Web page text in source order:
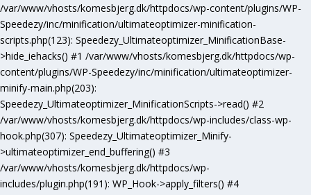
/var/www/vhosts/komesbjerg.dk/httpdocs/wp-content/plugins/WP-
Speedezy/inc/minification/ultimateoptimizer-minification-
scripts.php(123): Speedezy_Ultimateoptimizer_MinificationBase-
>hide_iehacks() #1 /var/www/vhosts/komesbjerg.dk/httpdocs/wp-
content/plugins/WP-Speedezy/inc/minification/ultimateoptimizer-
minify-main.php(203):
Speedezy_Ultimateoptimizer_MinificationScripts->read() #2
/var/www/vhosts/komesbjerg.dk/httpdocs/wp-includes/class-wp-
hook.php(307): Speedezy_Ultimateoptimizer_Minify-
>ultimateoptimizer_end_buffering() #3
/var/www/vhosts/komesbjerg.dk/httpdocs/wp-
includes/plugin.php(191): WP_Hook->apply_filters() #4